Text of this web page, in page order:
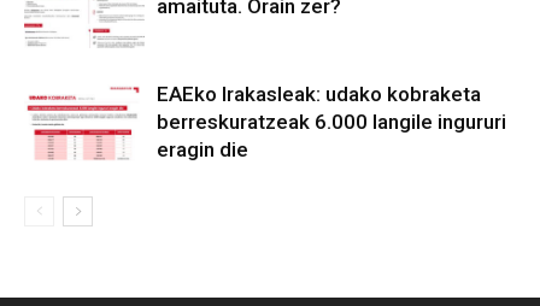
amaituta. Orain zer?
EAEko Irakasleak: udako kobraketa
berreskuratzeak 6.000 langile ingururi
eragin die